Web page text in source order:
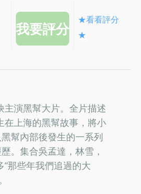
★看看評分
★
主演黑幫大片。全片描述
在上海的黑幫故事，將小
幫內部後發生的一系列
。集合吳孟達，林雪，
那些年我們追過的大